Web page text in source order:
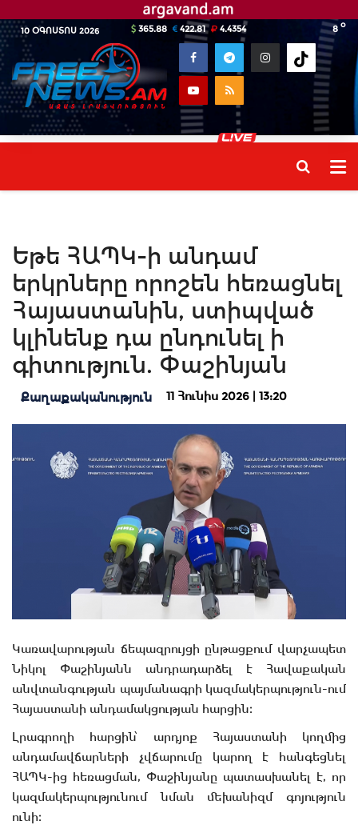
10 ՕԳՈՍՏՈՍ 2026 8 o
365.88 422.81 4.4354
Եթե ՀԱՊԿ-ի անդամ
երկրները որոշեն հեռացնել
Հայաստանին, ստիպված
կլինենք դա ընդունել ի
գիտություն. Փաշինյան
Քաղաքականություն 11 Հունիս 2026 | 13:20
Կառավարության ճեպազրույցի ընթացքում վարչապետ
Նիկոլ Փաշինյանն անդրադարձել է Հավաքական
անվտանգության պայմանագրի կազմակերպություն-ում
Հայաստանի անդամակցության հարցին։
Լրագրողի հարցին՝ արդյոք Հայաստանի կողմից
անդամավճարների չվճարումը կարող է հանգեցնել
ՀԱՊԿ-ից հեռացման, Փաշինյանը պատասխանել է, որ
կազմակերպությունում նման մեխանիզմ գոյություն
ունի։